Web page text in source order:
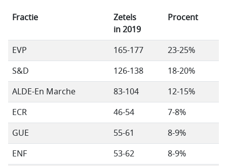
Fractie
Zetels
in 2019
Procent
EVP 165-177
23-25%
S&D
126-138
18-20%
ALDE-En Marche
83-104
12-15%
ECR
46-54
7-8%
GUE
55-61
8-9%
ENF
53-62
8-9%